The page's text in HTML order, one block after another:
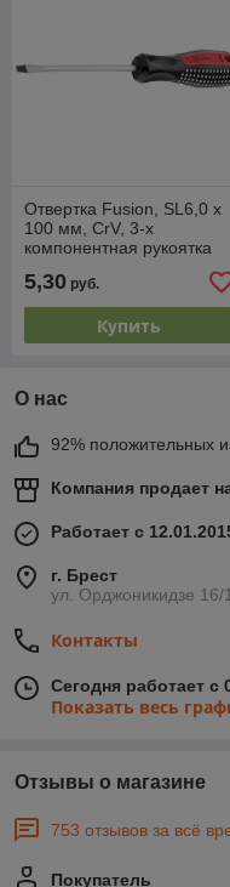
Отвертка Fusion, SL6,0 х
100 мм, CrV, 3-х
компонентная рукоятка
5,30 руб.
Купить
О нас
92% положительных
Компания продает
Работает с
г. Брест
ул. Орджоникидзе 16/
Контакты
Сегодня работает с
Показать весь
Отзывы о магазине
753 отзывов за всё
Покупатель